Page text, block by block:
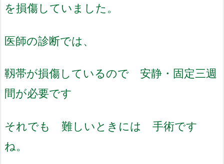
を損傷していました。
医師の診断では、
靱帯が損傷しているので 安静・固定三週
間が必要です
それでも 難しいときには 手術です
ね。